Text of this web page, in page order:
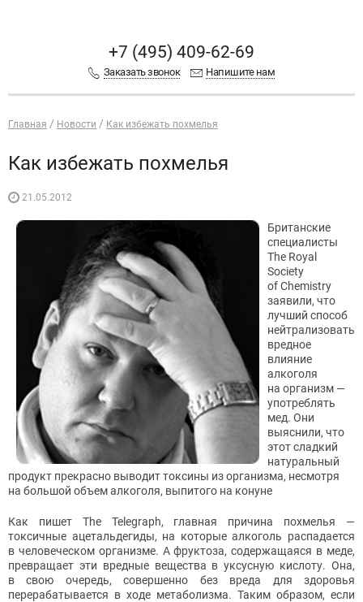
+7 (495) 409-62-69
Заказать звонок Напишите нам
Главная Новости Как избежать похмелья
Как избежать похмелья
21.05.2012
Британские
специалисты
The Royal
Society
of Chemistry
заявили, что
лучший способ
нейтрализовать
вредное
влияние
алкоголя
на организм —
употреблять
мед. Они
выяснили, что
этот сладкий
натуральный
продукт прекрасно выводит токсины из организма, несмотря
на большой объем алкоголя, выпитого на конуне
Как пишет The Telegraph, главная причина похмелья —
токсичные ацетальдегиды, на которые алкоголь распадается
в человеческом организме. А фруктоза, содержащаяся в меде,
превращает эти вредные вещества в уксусную кислоту. Она,
в свою очередь, совершенно без вреда для здоровья
перерабатывается в ходе метаболизма. Таким образом, если